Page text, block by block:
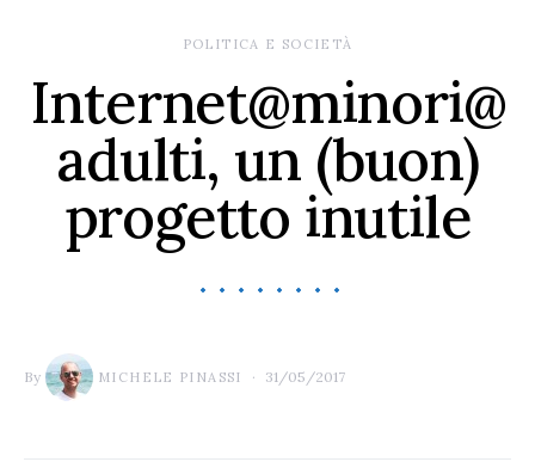
POLITICA E SOCIETÀ
Internet@minori@
adulti, un (buon)
progetto inutile
By MICHELE PINASSI 31/05/2017